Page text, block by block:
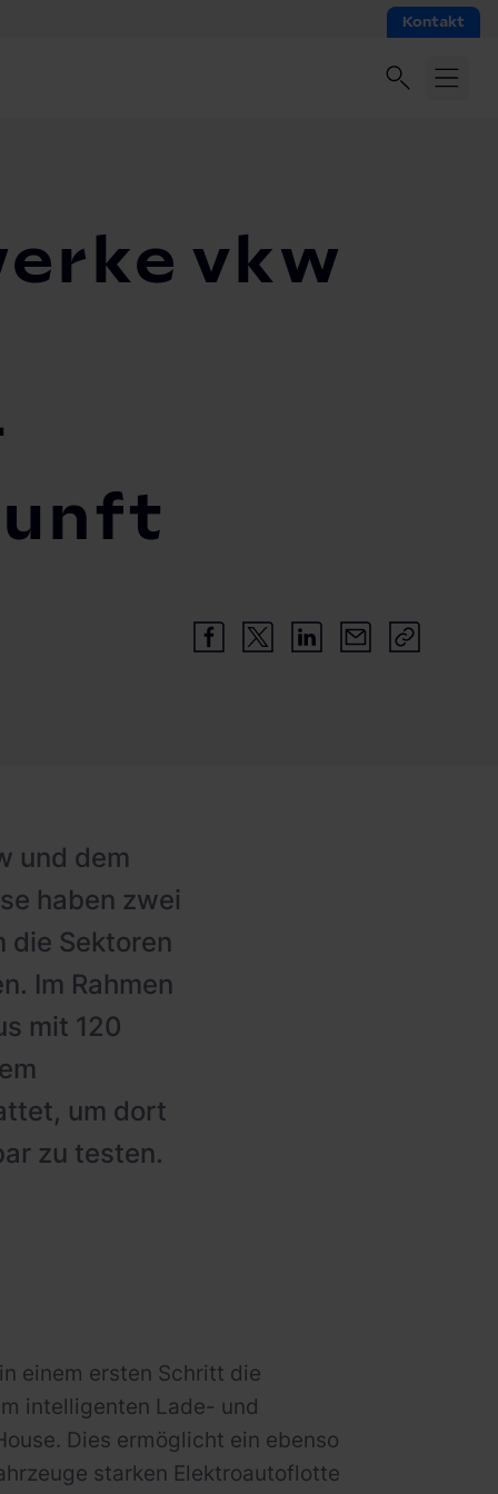
Kontakt
vkw
und dem
haben zwei
die Sektoren
Im Rahmen
mit 120
um dort
zu testen.
einem ersten Schritt die
intelligenten Lade- und
Dies ermöglicht ein ebenso
starken Elektroautoflotte